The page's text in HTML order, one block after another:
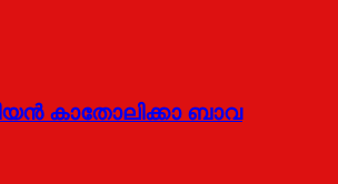
കാതോലിക്കാ ബാവ